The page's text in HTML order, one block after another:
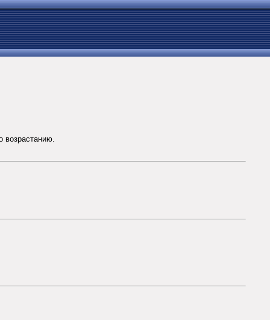
возрастанию.